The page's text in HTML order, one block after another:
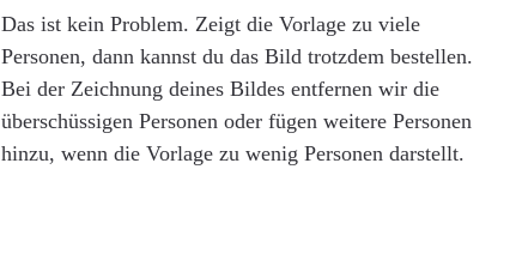
Das ist kein Problem. Zeigt die Vorlage zu viele
Personen, dann kannst du das Bild trotzdem bestellen.
Bei der Zeichnung deines Bildes entfernen wir die
überschüssigen Personen oder fügen weitere Personen
hinzu, wenn die Vorlage zu wenig Personen darstellt.